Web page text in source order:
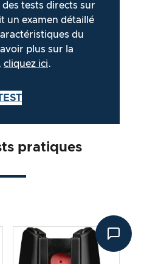
tests directs sur
un examen détaillé
du
plus sur la
cliquez ici.
pratiques